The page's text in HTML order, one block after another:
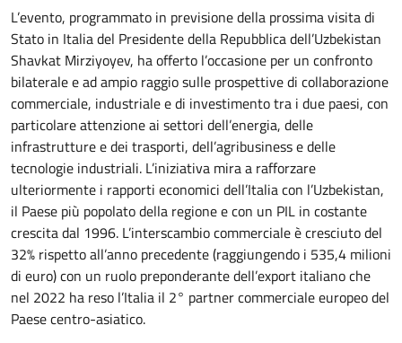
L’evento, programmato in previsione della prossima visita di
Stato in Italia del Presidente della Repubblica dell’Uzbekistan
Shavkat Mirziyoyev, ha offerto l’occasione per un confronto
bilaterale e ad ampio raggio sulle prospettive di collaborazione
commerciale, industriale e di investimento tra i due paesi, con
particolare attenzione ai settori dell’energia, delle
infrastrutture e dei trasporti, dell’agribusiness e delle
tecnologie industriali. L’iniziativa mira a rafforzare
ulteriormente i rapporti economici dell’Italia con l’Uzbekistan,
il Paese più popolato della regione e con un PIL in costante
crescita dal 1996. L’interscambio commerciale è cresciuto del
32% rispetto all’anno precedente (raggiungendo i 535,4 milioni
di euro) con un ruolo preponderante dell’export italiano che
nel 2022 ha reso l’Italia il 2° partner commerciale europeo del
Paese centro-asiatico.